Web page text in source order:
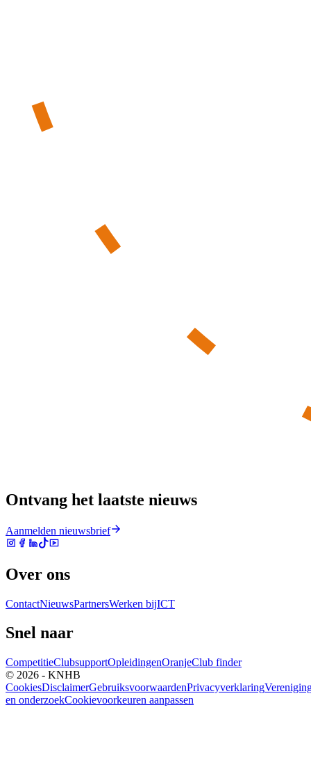
Ontvang het laatste nieuws
Aanmelden nieuwsbrief
Over ons
ContactNieuwsPartnersWerken bijICT
Snel naar
CompetitieClubsupportOpleidingenOranjeClub finder
© 2026 - KNHB
CookiesDisclaimerGebruiksvoorwaardenPrivacyverklaring
en onderzoekCookievoorkeuren aanpassen